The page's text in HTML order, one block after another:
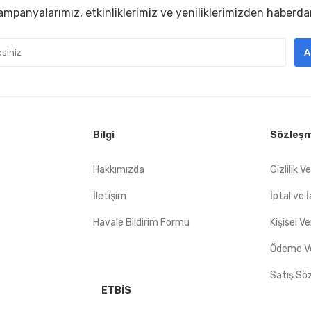
hızlı
etkinliklerimiz ve yeniliklerimizden
Bilgi
Hakkımızda
İletişim
Havale Bildirim Formu
Gizlilik
İptal ve
Kişisel
Ödeme
Satış
ETBİS